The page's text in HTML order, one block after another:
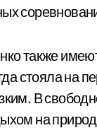
также
стояла на
В
на